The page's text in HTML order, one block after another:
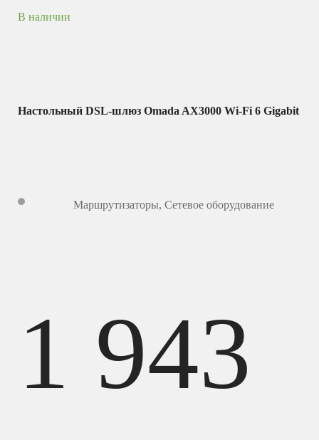
В наличии
Настольный DSL-шлюз Omada AX3000 Wi-Fi 6 Gigabit
Маршрутизаторы, Сетевое оборудование
1 943